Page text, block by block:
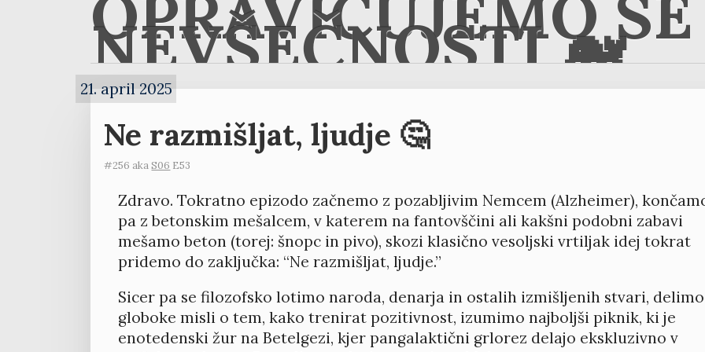
NEVŠEČNOSTI 🐋
21. april 2025
Ne razmišljat, ljudje 🤔
#256 akaS06 E53
Zdravo. Tokratno epizodo začnemo z pozabljivim Nemcem (Alzheimer),
pa z betonskim mešalcem, v katerem na fantovščini ali kakšni podobni zabavi
mešamo beton (torej: šnopc in pivo), skozi klasično vesoljski vrtiljak idej tokrat
pridemo do zaključka: “Ne razmišljat, ljudje.”
Sicer pa se filozofsko lotimo naroda, denarja in ostalih izmišljenih stvari, delimo
globoke misli o tem, kako trenirat pozitivnost, izumimo najboljši piknik, ki je
enotedenski žur na Betelgezi, kjer pangalaktični grlorez delajo ekskluzivno v